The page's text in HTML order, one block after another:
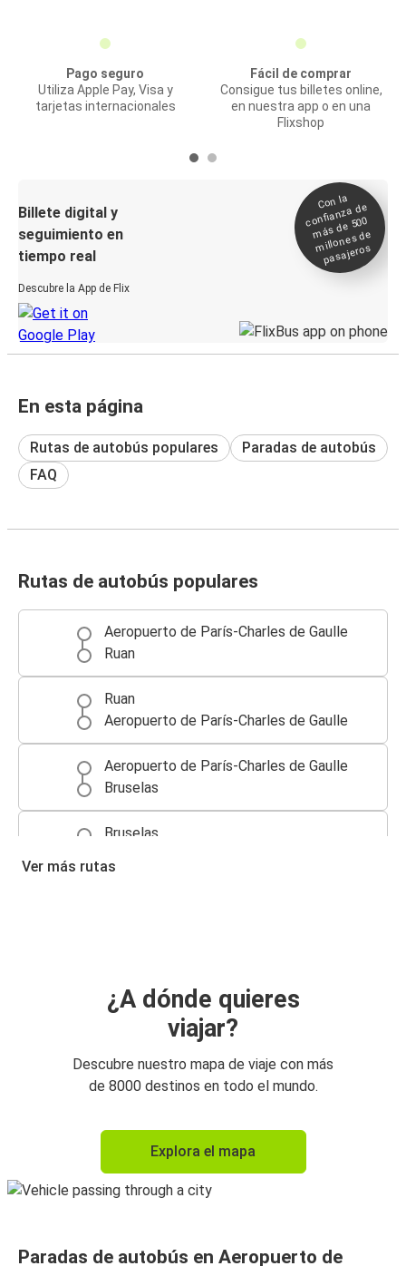
Pago seguro
Utiliza Apple Pay, Visa y
tarjetas internacionales
Fácil de comprar
Consigue tus billetes online,
en nuestra app o en una
Flixshop
Billete digital y
seguimiento en
tiempo real
Descubre la App de Flix
Con la
confianza de
más de 500
millones de
pasajeros
En esta página
Rutas de autobús populares
Paradas de autobús
FAQ
Rutas de autobús populares
Aeropuerto de París-Charles de Gaulle
Ruan
Ruan
Aeropuerto de París-Charles de Gaulle
Aeropuerto de París-Charles de Gaulle
Bruselas
Bruselas
Le Havre
Aeropuerto de París-Charles de Gaulle
Caen
Aeropuerto de París-Charles de Gaulle
Caen
Ver más rutas
¿A dónde quieres
viajar?
Descubre nuestro mapa de viaje con más
de 8000 destinos en todo el mundo.
Explora el mapa
Paradas de autobús en Aeropuerto de